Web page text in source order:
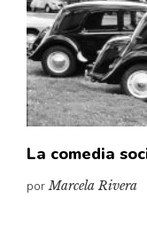
La comedia
porMarcela Rivera